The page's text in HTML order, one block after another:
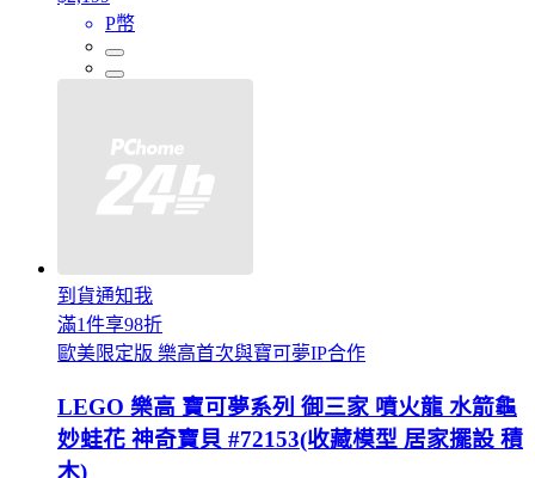
P幣
到貨通知我
滿1件享98折
歐美限定版 樂高首次與寶可夢IP合作
LEGO 樂高 寶可夢系列 御三家 噴火龍 水箭龜
妙蛙花 神奇寶貝 #72153(收藏模型 居家擺設 積
木)